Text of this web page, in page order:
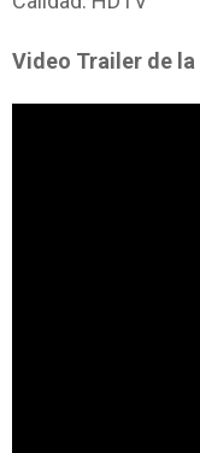
Video Trailer de